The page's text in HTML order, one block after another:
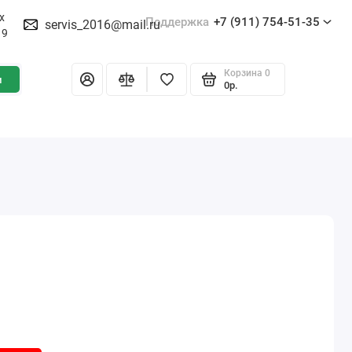
servis_2016@mail.ruПоддержка +7 (911) 754-51-35
Корзина 0
0р.